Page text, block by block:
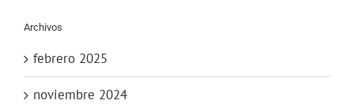
Archivos
febrero 2025
noviembre 2024